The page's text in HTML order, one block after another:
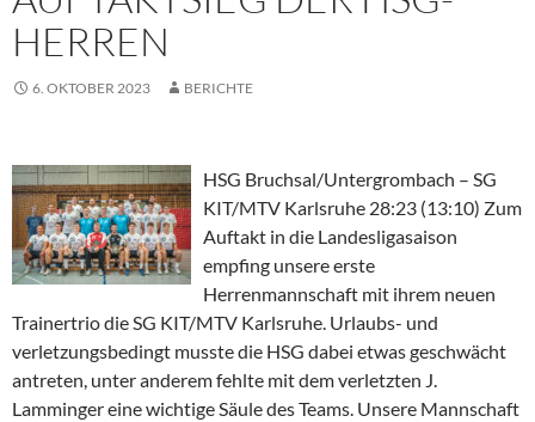
HERREN
6. OKTOBER 2023 BERICHTE
HSG Bruchsal/Untergrombach – SG
KIT/MTV Karlsruhe 28:23 (13:10) Zum
Auftakt in die Landesligasaison
empfing unsere erste
Herrenmannschaft mit ihrem neuen
Trainertrio die SG KIT/MTV Karlsruhe. Urlaubs- und
verletzungsbedingt musste die HSG dabei etwas geschwächt
antreten, unter anderem fehlte mit dem verletzten J.
Lamminger eine wichtige Säule des Teams. Unsere Mannschaft